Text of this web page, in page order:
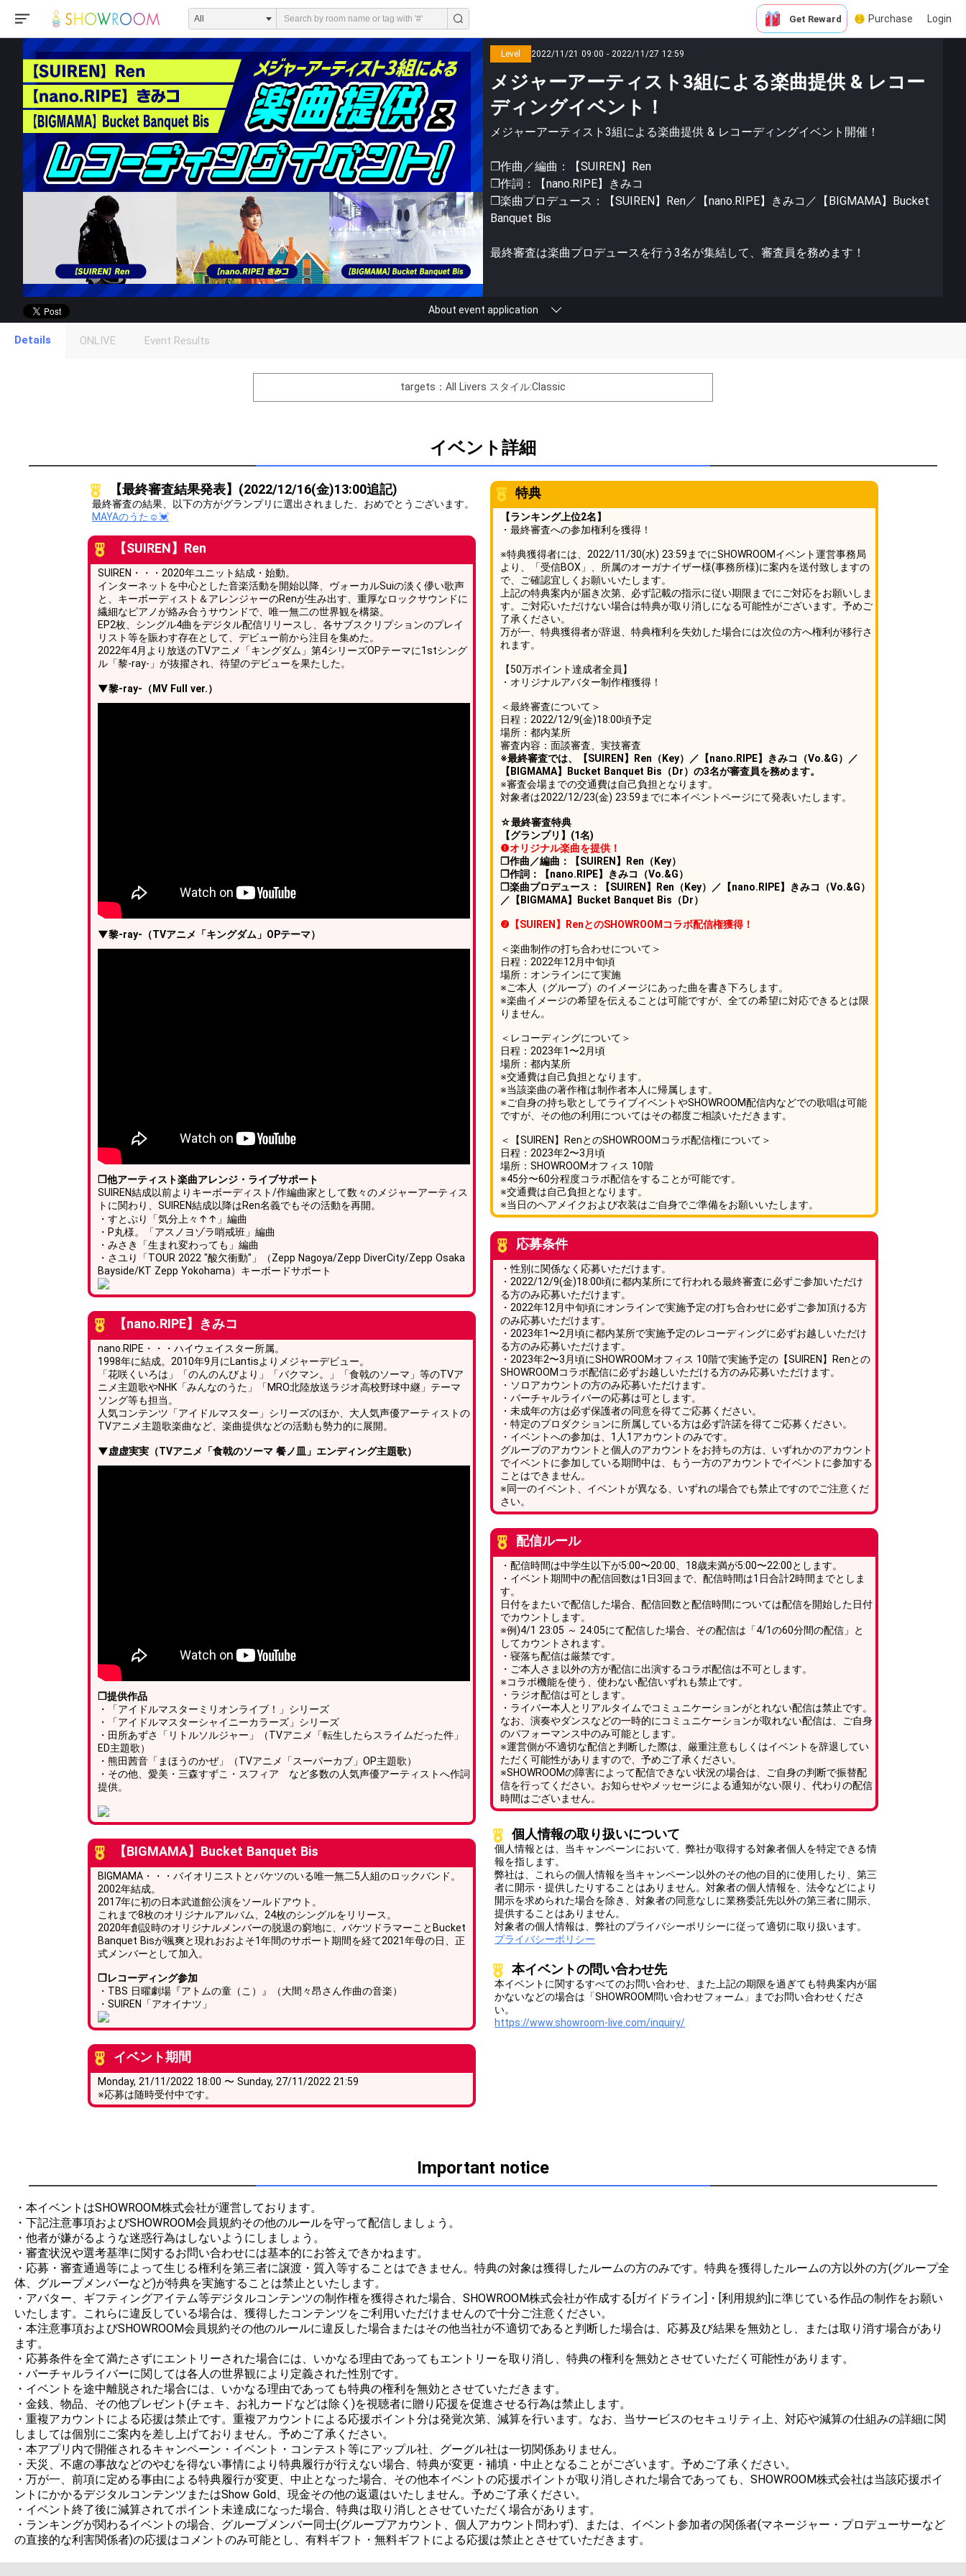
Get Reward Purchase Login
Level 2022/11/21 09:00 - 2022/11/27 12:59
メジャーアーティスト3組による楽曲提供 & レコー
ディングイベント！
メジャーアーティスト3組による楽曲提供 & レコーディングイベント開催！
❐作曲／編曲：【SUIREN】Ren
❐作詞：【nano.RIPE】きみコ
❐楽曲プロデュース：【SUIREN】Ren／【nano.RIPE】きみコ／【BIGMAMA】Bucket
Banquet Bis
最終審査は楽曲プロデュースを行う3名が集結して、審査員を務めます！
About event application
Level Points
Event Begins!
Throw gifts to the stage and join the live performance.
First, try throwing free Stars (once a day)! You can also charge Show Gold to purchase gifts
(available from 1 JPY)! When you continue to send gifts to the performer(s), the performer's
popularity ranking and your ranking go up.
To cheer on performers, you can send them gifts.
To send performers paid items, you must use Show Gold.
Comments
You can post comments. Please refrain from posting comments that may offend performers or
other users.
Details ONLIVE Event Results
targets：All Livers スタイル:Classic
イベント詳細
【最終審査結果発表】(2022/12/16(金)13:00追記)
最終審査の結果、以下の方がグランプリに選出されました、おめでとうございます。
MAYAのうた☺︎💓
【SUIREN】Ren
SUIREN・・・2020年ユニット結成・始動。
インターネットを中心とした音楽活動を開始以降、ヴォーカルSuiの淡く儚い歌声
と、キーボーディスト＆アレンジャーのRenが生み出す、重厚なロックサウンドに
繊細なピアノが絡み合うサウンドで、唯一無二の世界観を構築。
EP2枚、シングル4曲をデジタル配信リリースし、各サブスクリプションのプレイ
リスト等を賑わす存在として、デビュー前から注目を集めた。
2022年4月より放送のTVアニメ「キングダム」第4シリーズOPテーマに1stシング
ル「黎-ray-」が抜擢され、待望のデビューを果たした。
▼黎-ray-（MV Full ver.）
▼黎-ray-（TVアニメ「キングダム」OPテーマ）
❐他アーティスト楽曲アレンジ・ライブサポート
SUIREN結成以前よりキーボーディスト/作編曲家として数々のメジャーアーティス
トに関わり、SUIREN結成以降はRen名義でもその活動を再開。
・すとぷり「気分上々↑↑」編曲
・P丸様。「アスノヨゾラ哨戒班」編曲
・みさき「生まれ変わっても」編曲
・さユり「TOUR 2022 "酸欠衝動"」（Zepp Nagoya/Zepp DiverCity/Zepp Osaka
Bayside/KT Zepp Yokohama）キーボードサポート
【nano.RIPE】きみコ
nano.RIPE・・・ハイウェイスター所属。
1998年に結成。2010年9月にLantisよりメジャーデビュー。
「花咲くいろは」「のんのんびより」「バクマン。」「食戟のソーマ」等のTVア
ニメ主題歌やNHK「みんなのうた」「MRO北陸放送ラジオ高校野球中継」テーマ
ソング等も担当。
人気コンテンツ「アイドルマスター」シリーズのほか、大人気声優アーティストの
TVアニメ主題歌楽曲など、楽曲提供などの活動も勢力的に展開。
▼虚虚実実（TVアニメ「食戟のソーマ 餐ノ皿」エンディング主題歌）
❐提供作品
・「アイドルマスターミリオンライブ！」シリーズ
・「アイドルマスターシャイニーカラーズ」シリーズ
・田所あずさ「リトルソルジャー」（TVアニメ「転生したらスライムだった件」
ED主題歌）
・熊田茜音「まほうのかぜ」（TVアニメ「スーパーカブ」OP主題歌）
・その他、愛美・三森すずこ・スフィア など多数の人気声優アーティストへ作詞
提供。
【BIGMAMA】Bucket Banquet Bis
BIGMAMA・・・バイオリニストとバケツのいる唯一無二5人組のロックバンド。
2002年結成。
2017年に初の日本武道館公演をソールドアウト。
これまで8枚のオリジナルアルバム、24枚のシングルをリリース。
2020年創設時のオリジナルメンバーの脱退の窮地に、バケツドラマーことBucket
Banquet Bisが颯爽と現れおおよそ1年間のサポート期間を経て2021年母の日、正
式メンバーとして加入。
❐レコーディング参加
・TBS 日曜劇場『アトムの童（こ）』（大間々昂さん作曲の音楽）
・SUIREN「アオイナツ」
イベント期間
Monday, 21/11/2022 18:00 〜 Sunday, 27/11/2022 21:59
※応募は随時受付中です。
特典
【ランキング上位2名】
・最終審査への参加権利を獲得！
※特典獲得者には、2022/11/30(水) 23:59までにSHOWROOMイベント運営事務局
より、「受信BOX」、所属のオーガナイザー様(事務所様)に案内を送付致しますの
で、ご確認宜しくお願いいたします。
上記の特典案内が届き次第、必ず記載の指示に従い期限までにご対応をお願いしま
す。ご対応いただけない場合は特典が取り消しになる可能性がございます。予めご
了承ください。
万が一、特典獲得者が辞退、特典権利を失効した場合には次位の方へ権利が移行さ
れます。
【50万ポイント達成者全員】
・オリジナルアバター制作権獲得！
＜最終審査について＞
日程：2022/12/9(金)18:00頃予定
場所：都内某所
審査内容：面談審査、実技審査
※最終審査では、【SUIREN】Ren（Key）／【nano.RIPE】きみコ（Vo.&G）／
【BIGMAMA】Bucket Banquet Bis（Dr）の3名が審査員を務めます。
※審査会場までの交通費は自己負担となります。
対象者は2022/12/23(金) 23:59までに本イベントページにて発表いたします。
☆最終審査特典
【グランプリ】(1名)
❶オリジナル楽曲を提供！
❐作曲／編曲：【SUIREN】Ren（Key）
❐作詞：【nano.RIPE】きみコ（Vo.&G）
❐楽曲プロデュース：【SUIREN】Ren（Key）／【nano.RIPE】きみコ（Vo.&G）
／【BIGMAMA】Bucket Banquet Bis（Dr）
❷【SUIREN】RenとのSHOWROOMコラボ配信権獲得！
＜楽曲制作の打ち合わせについて＞
日程：2022年12月中旬頃
場所：オンラインにて実施
※ご本人（グループ）のイメージにあった曲を書き下ろします。
※楽曲イメージの希望を伝えることは可能ですが、全ての希望に対応できるとは限
りません。
＜レコーディングについて＞
日程：2023年1〜2月頃
場所：都内某所
※交通費は自己負担となります。
※当該楽曲の著作権は制作者本人に帰属します。
※ご自身の持ち歌としてライブイベントやSHOWROOM配信内などでの歌唱は可能
ですが、その他の利用についてはその都度ご相談いただきます。
＜【SUIREN】RenとのSHOWROOMコラボ配信権について＞
日程：2023年2〜3月頃
場所：SHOWROOMオフィス 10階
※45分〜60分程度コラボ配信をすることが可能です。
※交通費は自己負担となります。
※当日のヘアメイクおよび衣装はご自身でご準備をお願いいたします。
応募条件
・性別に関係なく応募いただけます。
・2022/12/9(金)18:00頃に都内某所にて行われる最終審査に必ずご参加いただけ
る方のみ応募いただけます。
・2022年12月中旬頃にオンラインで実施予定の打ち合わせに必ずご参加頂ける方
のみ応募いただけます。
・2023年1〜2月頃に都内某所で実施予定のレコーディングに必ずお越しいただけ
る方のみ応募いただけます。
・2023年2〜3月頃にSHOWROOMオフィス 10階で実施予定の【SUIREN】Renとの
SHOWROOMコラボ配信に必ずお越しいただける方のみ応募いただけます。
・ソロアカウントの方のみ応募いただけます。
・バーチャルライバーの応募は可とします。
・未成年の方は必ず保護者の同意を得てご応募ください。
・特定のプロダクションに所属している方は必ず許諾を得てご応募ください。
・イベントへの参加は、1人1アカウントのみです。
グループのアカウントと個人のアカウントをお持ちの方は、いずれかのアカウント
でイベントに参加している期間中は、もう一方のアカウントでイベントに参加する
ことはできません。
※同一のイベント、イベントが異なる、いずれの場合でも禁止ですのでご注意くだ
さい。
配信ルール
・配信時間は中学生以下が5:00〜20:00、18歳未満が5:00〜22:00とします。
・イベント期間中の配信回数は1日3回まで、配信時間は1日合計2時間までとしま
す。
日付をまたいで配信した場合、配信回数と配信時間については配信を開始した日付
でカウントします。
※例)4/1 23:05 ～ 24:05にて配信した場合、その配信は「4/1の60分間の配信」と
してカウントされます。
・寝落ち配信は厳禁です。
・ご本人さま以外の方が配信に出演するコラボ配信は不可とします。
※コラボ機能を使う、使わない配信いずれも禁止です。
・ラジオ配信は可とします。
・ライバー本人とリアルタイムでコミュニケーションがとれない配信は禁止です。
なお、演奏やダンスなどの一時的にコミュニケーションが取れない配信は、ご自身
のパフォーマンス中のみ可能とします。
※運営側が不適切な配信と判断した際は、厳重注意もしくはイベントを辞退してい
ただく可能性がありますので、予めご了承ください。
※SHOWROOMの障害によって配信できない状況の場合は、ご自身の判断で振替配
信を行ってください。お知らせやメッセージによる通知がない限り、代わりの配信
時間はございません。
個人情報の取り扱いについて
個人情報とは、当キャンペーンにおいて、弊社が取得する対象者個人を特定できる情
報を指します。
弊社は、これらの個人情報を当キャンペーン以外のその他の目的に使用したり、第三
者に開示・提供したりすることはありません。対象者の個人情報を、法令などにより
開示を求められた場合を除き、対象者の同意なしに業務委託先以外の第三者に開示、
提供することはありません。
対象者の個人情報は、弊社のプライバシーポリシーに従って適切に取り扱います。
プライバシーポリシー
本イベントの問い合わせ先
本イベントに関するすべてのお問い合わせ、また上記の期限を過ぎても特典案内が届
かないなどの場合は「SHOWROOM問い合わせフォーム」までお問い合わせくださ
い。
https://www.showroom-live.com/inquiry/
Important notice
・本イベントはSHOWROOM株式会社が運営しております。
・下記注意事項およびSHOWROOM会員規約その他のルールを守って配信しましょう。
・他者が嫌がるような迷惑行為はしないようにしましょう。
・審査状況や選考基準に関するお問い合わせには基本的にお答えできかねます。
・応募・審査通過等によって生じる権利を第三者に譲渡・質入等することはできません。特典の対象は獲得したルームの方のみです。特典を獲得したルームの方以外の方(グループ全
体、グループメンバーなど)が特典を実施することは禁止といたします。
・アバター、ギフティングアイテム等デジタルコンテンツの制作権を獲得された場合、SHOWROOM株式会社が作成する[ガイドライン]・[利用規約]に準じている作品の制作をお願い
いたします。これらに違反している場合は、獲得したコンテンツをご利用いただけませんので十分ご注意ください。
・本注意事項およびSHOWROOM会員規約その他のルールに違反した場合またはその他当社が不適切であると判断した場合は、応募及び結果を無効とし、または取り消す場合があり
ます。
・応募条件を全て満たさずにエントリーされた場合には、いかなる理由であってもエントリーを取り消し、特典の権利を無効とさせていただく可能性があります。
・バーチャルライバーに関しては各人の世界観により定義された性別です。
・イベントを途中離脱された場合には、いかなる理由であっても特典の権利を無効とさせていただきます。
・金銭、物品、その他プレゼント(チェキ、お礼カードなどは除く)を視聴者に贈り応援を促進させる行為は禁止します。
・重複アカウントによる応援は禁止です。重複アカウントによる応援ポイント分は発覚次第、減算を行います。なお、当サービスのセキュリティ上、対応や減算の仕組みの詳細に関
しましては個別にご案内を差し上げておりません。予めご了承ください。
・本アプリ内で開催されるキャンペーン・イベント・コンテスト等にアップル社、グーグル社は一切関係ありません。
・天災、不慮の事故などのやむを得ない事情により特典履行が行えない場合、特典が変更・補填・中止となることがございます。予めご了承ください。
・万が一、前項に定める事由による特典履行が変更、中止となった場合、その他本イベントの応援ポイントが取り消しされた場合であっても、SHOWROOM株式会社は当該応援ポイ
ントにかかるデジタルコンテンツまたはShow Gold、現金その他の返還はいたしません。予めご了承ください。
・イベント終了後に減算されてポイント未達成になった場合、特典は取り消しとさせていただく場合があります。
・ランキングが関わるイベントの場合、グループメンバー同士(グループアカウント、個人アカウント問わず)、または、イベント参加者の関係者(マネージャー・プロデューサーなど
の直接的な利害関係者)の応援はコメントのみ可能とし、有料ギフト・無料ギフトによる応援は禁止とさせていただきます。